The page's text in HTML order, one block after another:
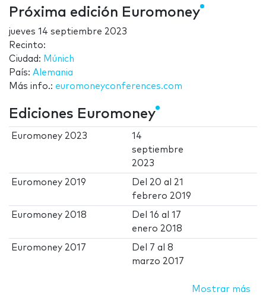
Próxima edición Euromoney
jueves 14 septiembre 2023
Recinto:
Ciudad: Múnich
País: Alemania
Más info.: euromoneyconferences.com
Ediciones Euromoney
Euromoney 2023
14
septiembre
2023
Euromoney 2019 Del 20 al 21
febrero 2019
Euromoney 2018 Del16 al17
enero 2018
Euromoney 2017 Del 7 al8
marzo 2017
Mostrar más